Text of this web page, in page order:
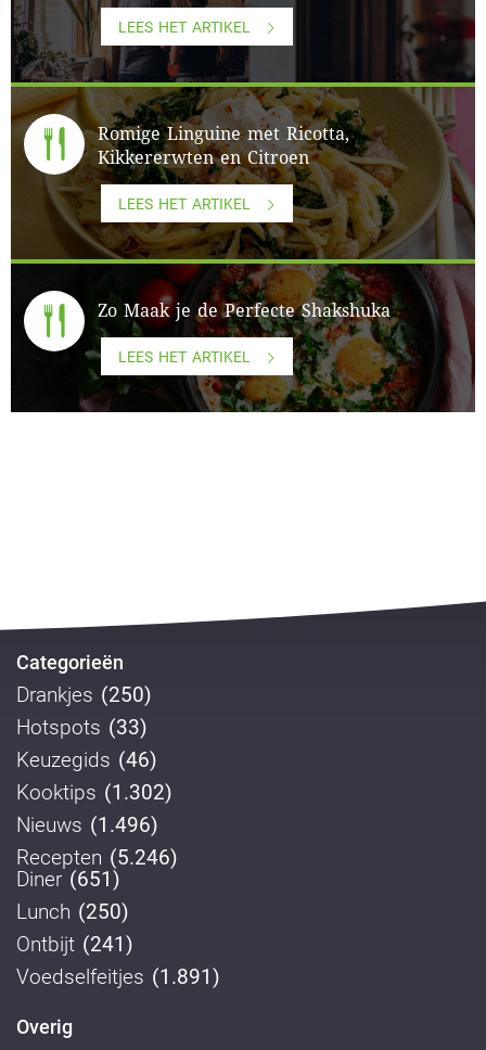
LEES HET ARTIKEL
Romige Linguine met Ricotta,
Kikkererwten en Citroen
LEES HET ARTIKEL
Zo Maak je de Perfecte Shakshuka
LEES HET ARTIKEL
Categorieën
Drankjes (250)
Hotspots (33)
Keuzegids (46)
Kooktips (1.302)
Nieuws (1.496)
Recepten (5.246)
Diner (651)
Lunch (250)
Ontbijt (241)
Voedselfeitjes (1.891)
Overig